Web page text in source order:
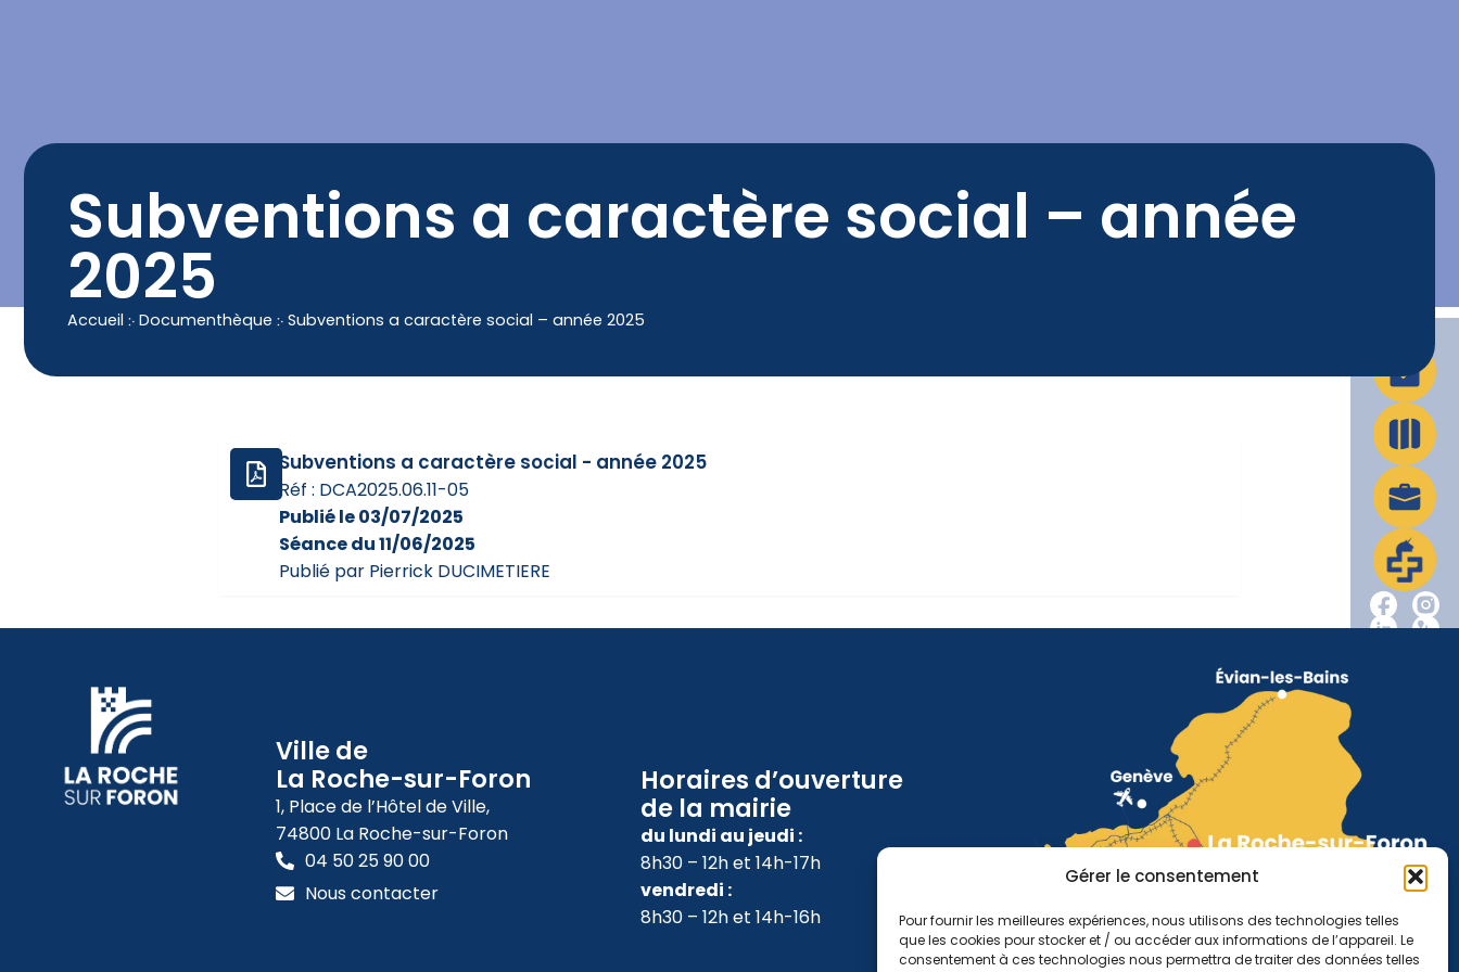
Gérer le consentement
Pour fournir les meilleures expériences, nous utilisons des technologies telles
que les cookies pour stocker et / ou accéder aux informations de l’appareil. Le
consentement à ces technologies nous permettra de traiter des données telles
Subventions a caractère social – année
2025
Accueil ჻ Documenthèque ჻ Subventions a caractère social – année 2025
Subventions a caractère social - année 2025
Réf : DCA2025.06.11-05
Publié le 03/07/2025
Séance du 11/06/2025
Publié par Pierrick DUCIMETIERE
Ville de
La Roche-sur-Foron
1, Place de l’Hôtel de Ville,
74800 La Roche-sur-Foron
04 50 25 90 00
Nous contacter
Horaires d’ouverture
de la mairie
du lundi au jeudi :
8h30 – 12h et 14h-17h
vendredi :
8h30 – 12h et 14h-16h